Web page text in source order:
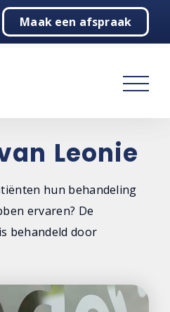
Maak een afspraak
Leonie
hun behandeling
ervaren? De
behandeld door